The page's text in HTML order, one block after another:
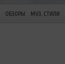
ОБЗОРЫ МУЗ. СТИЛИ